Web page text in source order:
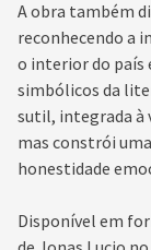
A obra também
reconhecendo a
o interior do país
simbólicos da
sutil, integrada à
mas constrói
honestidade
Disponível em